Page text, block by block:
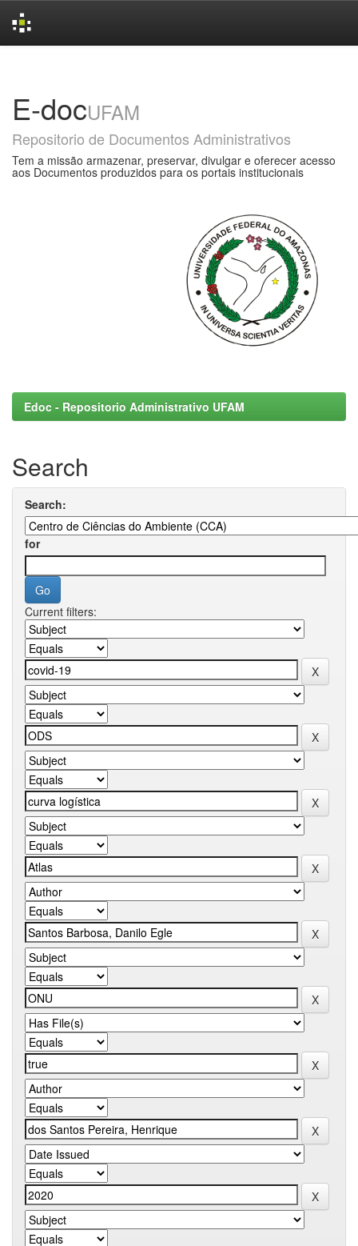
E-docUFAM
Repositorio de Documentos Administrativos
Tem a missão armazenar, preservar, divulgar e oferecer acesso
aos Documentos produzidos para os portais institucionais
Edoc - Repositorio Administrativo UFAM
Search
Search:
for
Current filters: